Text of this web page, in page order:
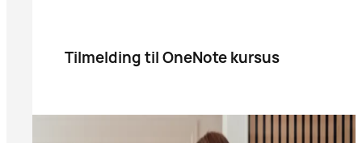
Tilmelding til OneNote kursus